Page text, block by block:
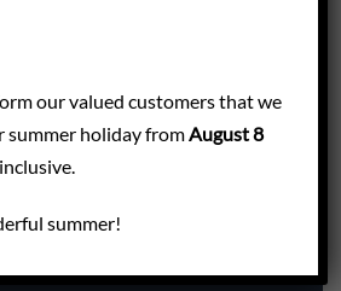
139/43
our valued customers that we
summer holiday from August 8
summer!